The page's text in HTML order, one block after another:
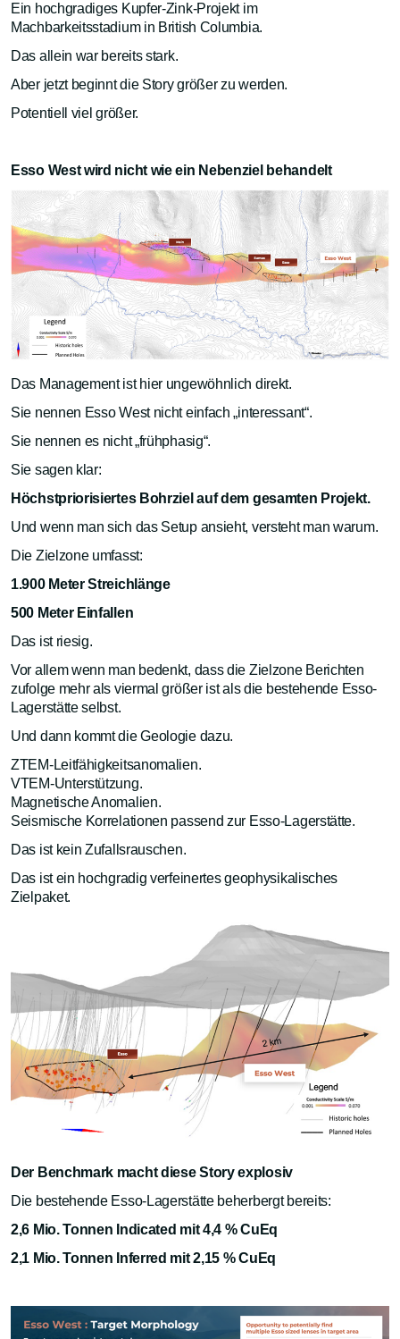
Ein hochgradiges Kupfer-Zink-Projekt im
Machbarkeitsstadium in British Columbia.
Das allein war bereits stark.
Aber jetzt beginnt die Story größer zu werden.
Potentiell viel größer.
Esso West wird nicht wie ein Nebenziel behandelt
Das Management ist hier ungewöhnlich direkt.
Sie nennen Esso West nicht einfach „interessant“.
Sie nennen es nicht „frühphasig“.
Sie sagen klar:
Höchstpriorisiertes Bohrziel auf dem gesamten Projekt.
Und wenn man sich das Setup ansieht, versteht man warum.
Die Zielzone umfasst:
1.900 Meter Streichlänge
500 Meter Einfallen
Das ist riesig.
Vor allem wenn man bedenkt, dass die Zielzone Berichten
zufolge mehr als viermal größer ist als die bestehende Esso-
Lagerstätte selbst.
Und dann kommt die Geologie dazu.
ZTEM-Leitfähigkeitsanomalien.
VTEM-Unterstützung.
Magnetische Anomalien.
Seismische Korrelationen passend zur Esso-Lagerstätte.
Das ist kein Zufallsrauschen.
Das ist ein hochgradig verfeinertes geophysikalisches
Zielpaket.
Der Benchmark macht diese Story explosiv
Die bestehende Esso-Lagerstätte beherbergt bereits:
2,6 Mio. Tonnen Indicated mit 4,4 % CuEq
2,1 Mio. Tonnen Inferred mit 2,15 % CuEq